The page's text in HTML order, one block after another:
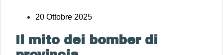
20 Ottobre 2025
Il mito dei bomber di